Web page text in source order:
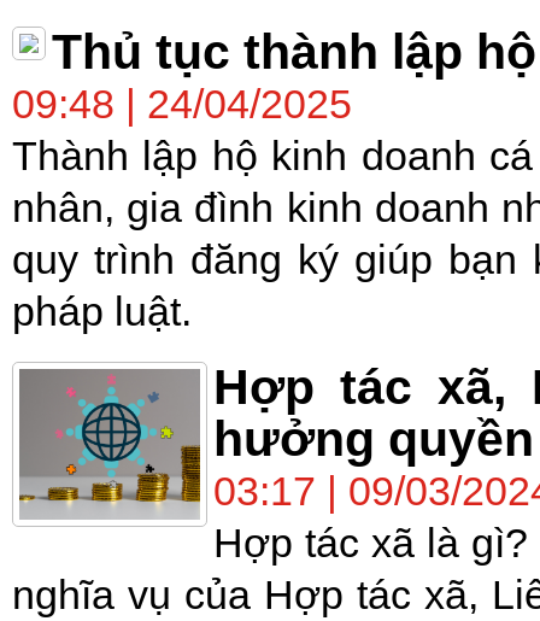
Thủ tục thành lập
09:48 | 24/04/2025
Thành lập hộ kinh doanh
nhân, gia đình kinh doanh
quy trình đăng ký giúp
pháp luật.
Hợp tác xã,
hưởng
03:17 | 09/03/
Hợp tác xã là
nghĩa vụ của Hợp tác xã,